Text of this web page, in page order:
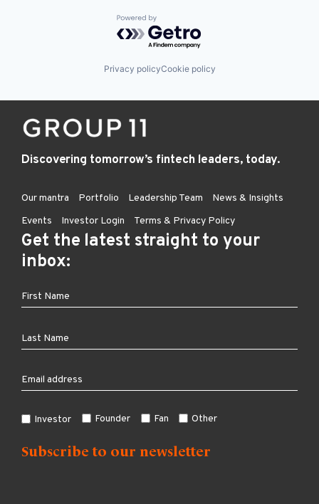
Powered by Getro.com
Privacy policyCookie policy
Discovering tomorrow’s fintech leaders, today.
Our mantra Portfolio Leadership Team
News & Insights
Events
Investor Login Terms & Privacy Policy
Get the latest straight to your
inbox:
Investor Founder Fan Other